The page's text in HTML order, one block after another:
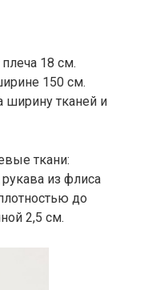
18 см.
150 см.
ширину тканей и
ткани:
из флиса
до
2,5 см.